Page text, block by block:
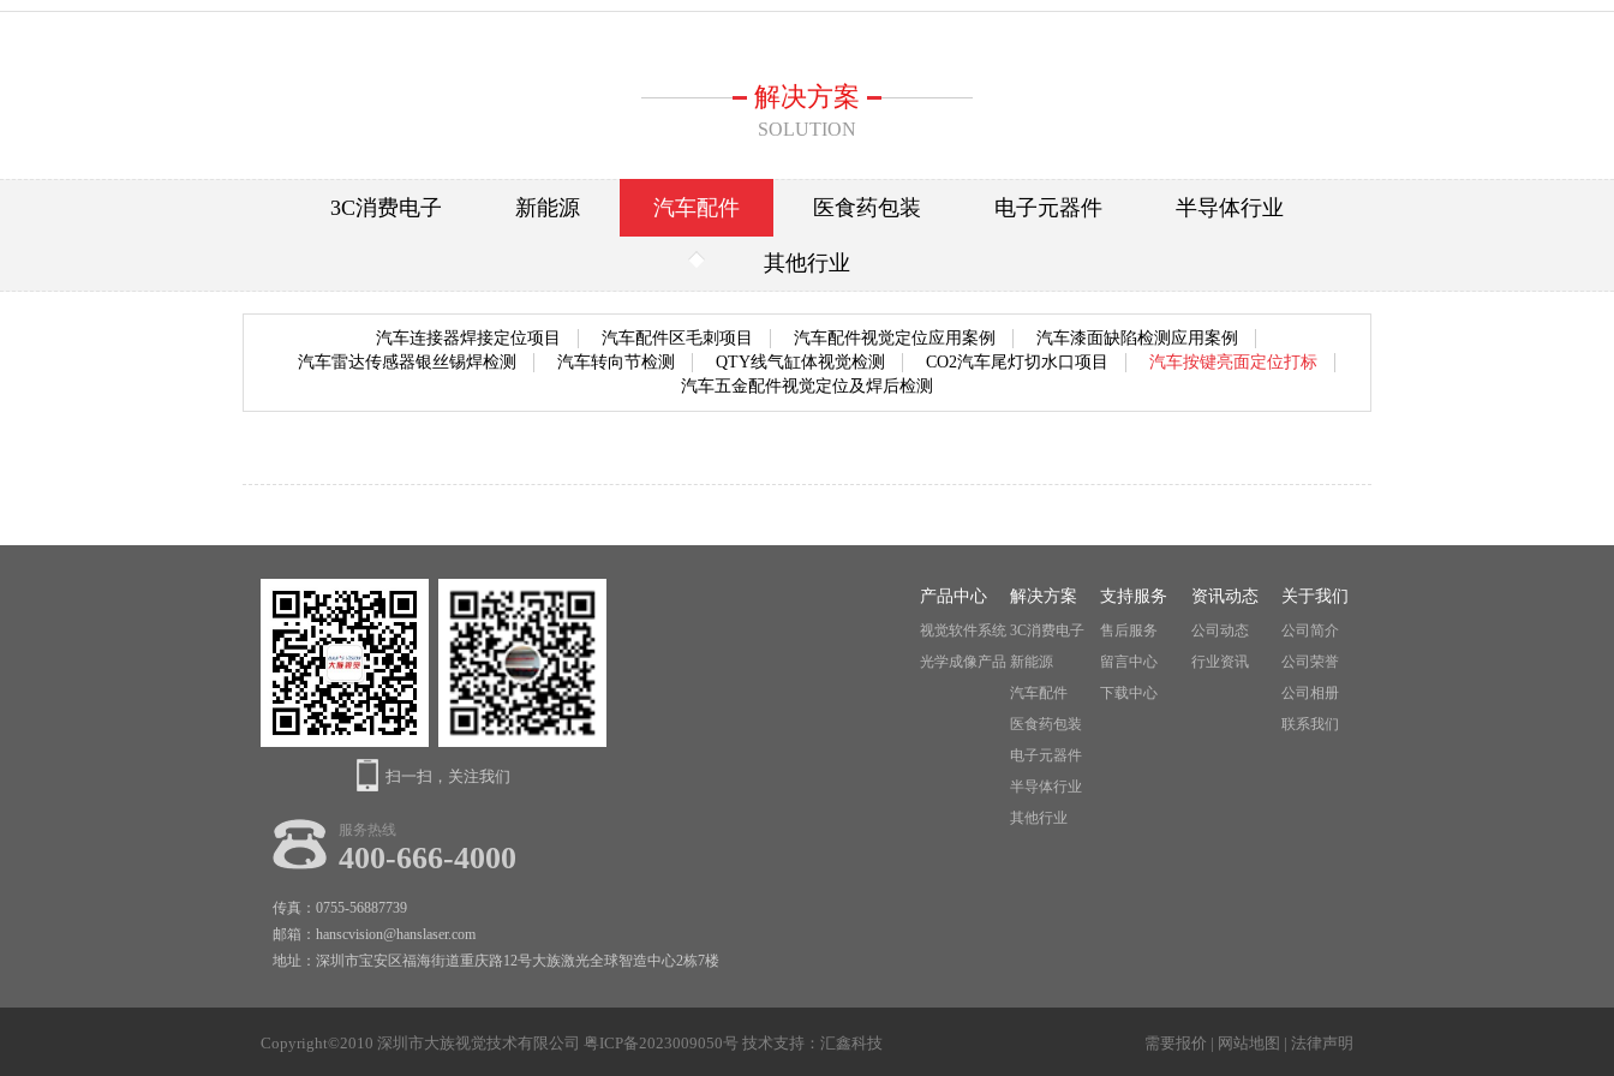
解决方案
SOLUTION
3C消费电子 新能源 汽车配件 医食药包装 电子元器件 半导体行业
其他行业
汽车连接器焊接定位项目 汽车配件区毛刺项目 汽车配件视觉定位应用案例
汽车漆面缺陷检测应用案例
汽车雷达传感器银丝锡焊检测
汽车转向节检测 QTY线气缸体视觉检测 CO2汽车尾灯切水口项目
汽车按键亮面定位打标
汽车五金配件视觉定位及焊后检测
扫一扫，关注我们
服务热线
400-666-4000
传真：0755-56887739
邮箱：hanscvision@hanslaser.com
地址：深圳市宝安区福海街道重庆路12号大族激光全球智造中心2栋7楼
产品中心
视觉软件系统
光学成像产品
解决方案
3C消费电子
新能源
汽车配件
医食药包装
电子元器件
半导体行业
其他行业
支持服务
售后服务
留言中心
下载中心
资讯动态
公司动态
行业资讯
关于我们
公司简介
公司荣誉
公司相册
联系我们
Copyright©2010 深圳市大族视觉技术有限公司 粤ICP备2023009050号 技术支持： 汇鑫科技 需要报价 | 网站地图 | 法律声明